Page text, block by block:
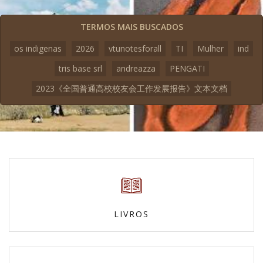
TERMOS MAIS BUSCADOS
os indigenas
2026 vtunotesforall TI Mulher
ind
tris base srl
andreazza
PENGATI
2023《全国普通高校校友会工作发展报告》文本文档
LIVROS